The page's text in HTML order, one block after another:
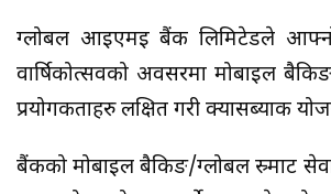
ग्लोबल आइएमई बैंक लिमिटेडले आफ्नो
वार्षिकोत्सवको अवसरमा मोबाइल
प्रयोगकर्ताहरु लक्षित गरी क्यासब्याक
बैंकको मोबाइल बैकिङ/ग्लोबल स्र्माट